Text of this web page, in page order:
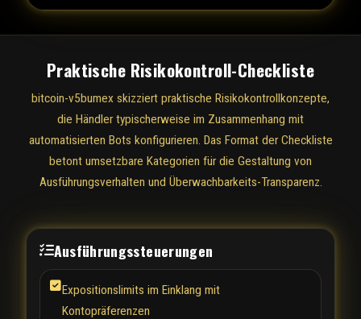
Praktische Risikokontroll-Checkliste
bitcoin-v5bumex skizziert praktische Risikokontrollkonzepte,
die Händler typischerweise im Zusammenhang mit
automatisierten Bots konfigurieren. Das Format der Checkliste
betont umsetzbare Kategorien für die Gestaltung von
Ausführungsverhalten und Überwachbarkeits-Transparenz.
Ausführungssteuerungen
Expositionslimits im Einklang mit
Kontopräferenzen